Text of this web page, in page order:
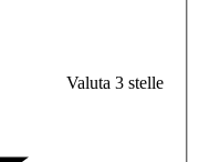
Valuta 3 stelle